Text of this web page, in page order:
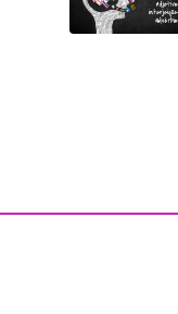
Facebook
ao